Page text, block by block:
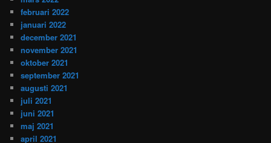
februari 2022
januari 2022
december 2021
november 2021
oktober 2021
september 2021
augusti 2021
juli 2021
juni 2021
maj 2021
april 2021